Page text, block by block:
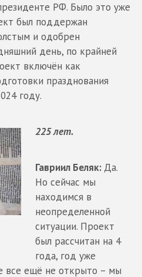
РФ. Было это уже
был поддержан
и одобрен
день, по крайней
включён как
празднования
году.
225 лет.
Гавриил Беляк: Да.
Но сейчас мы
находимся в
неопределенной
ситуации. Проект
был рассчитан на 4
года, год уже
все ещё не открыто – мы